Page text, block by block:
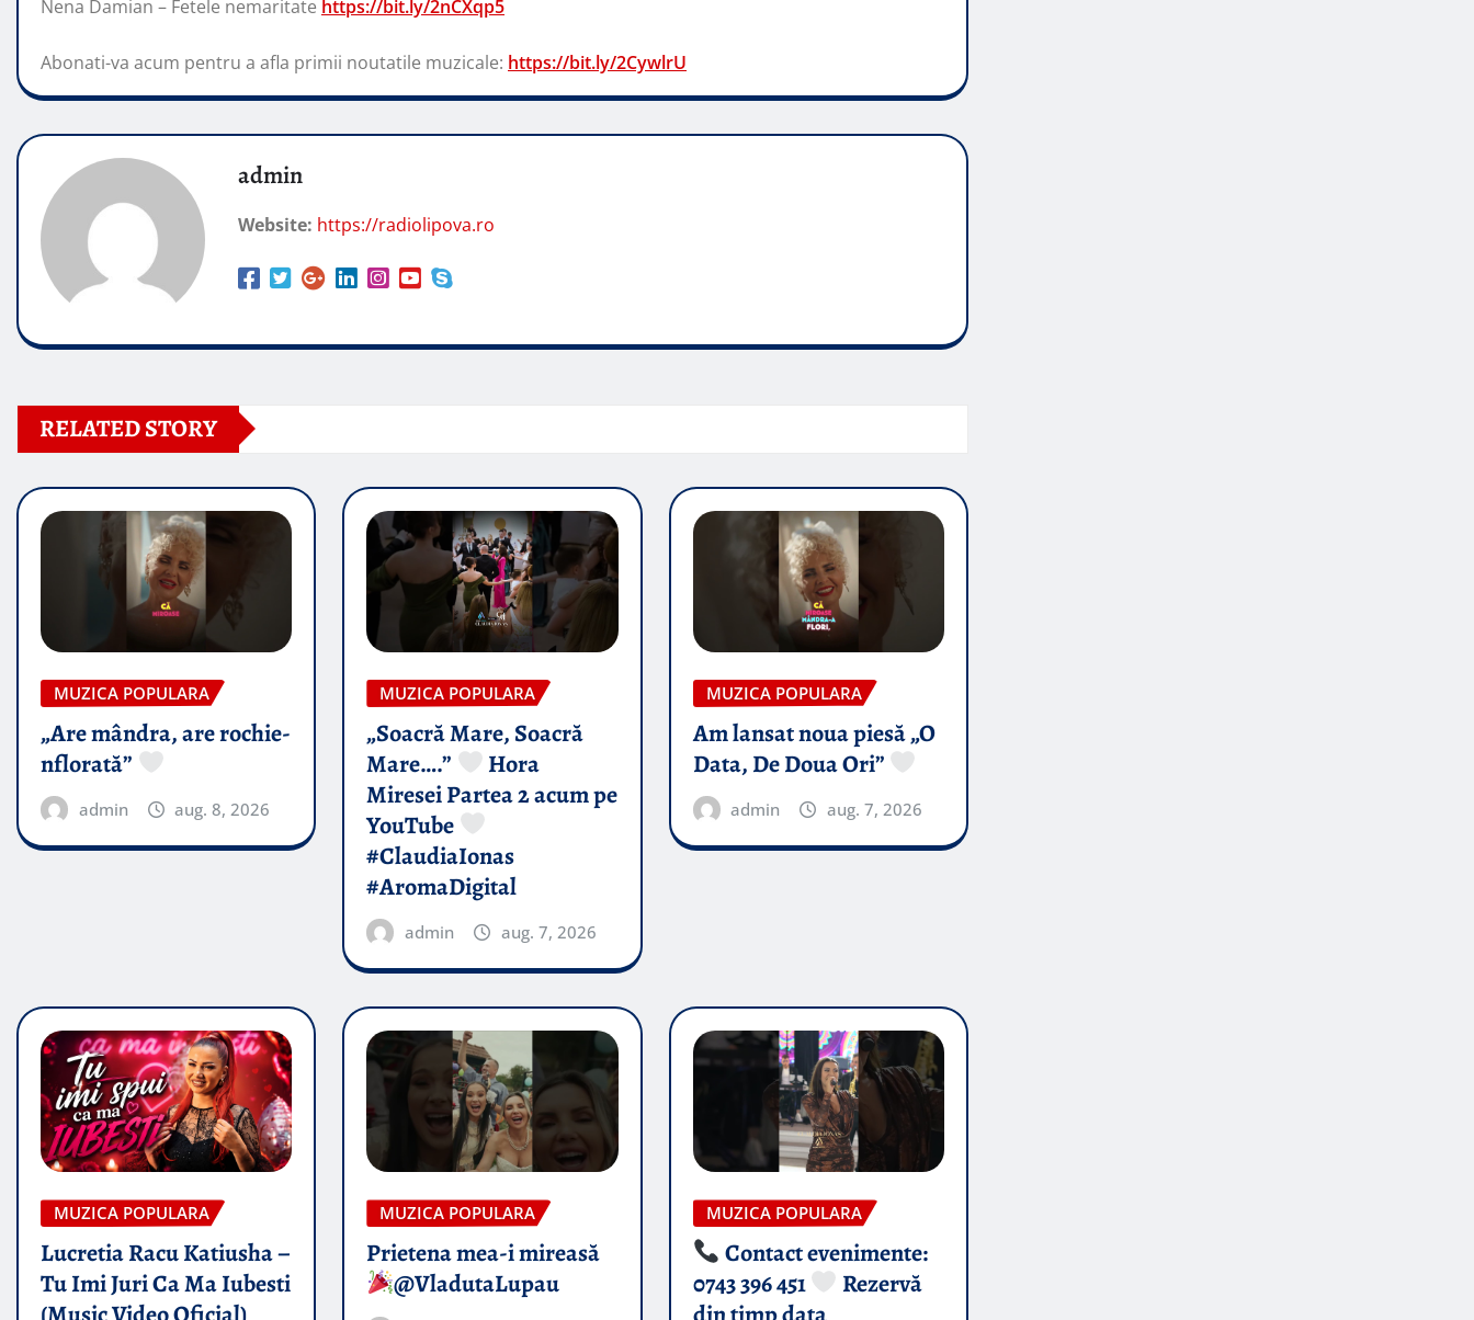
Nena Damian – Fetele nemaritate https://bit.ly/2nCXqp5
Abonati-va acum pentru a afla primii noutatile muzicale: https://bit.ly/2CywlrU
admin
Website: https://radiolipova.ro
RELATED STORY
MUZICA POPULARA
„Are mândra, are rochie-
nflorată”
admin aug. 8, 2026
MUZICA POPULARA
„Soacră Mare, Soacră
Mare….”
Hora
Miresei Partea 2 acum pe
YouTube
#ClaudiaIonas
#AromaDigital
admin aug. 7, 2026
MUZICA POPULARA
Am lansat noua piesă „O
Data, De Doua Ori”
admin aug. 7, 2026
MUZICA POPULARA
Lucretia Racu Katiusha –
Tu Imi Juri Ca Ma Iubesti
MUZICA POPULARA
Prietena mea-i mireasă​
@VladutaLupau
MUZICA POPULARA
Contact evenimente:
0743 396 451
Rezervă